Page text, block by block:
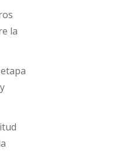
la